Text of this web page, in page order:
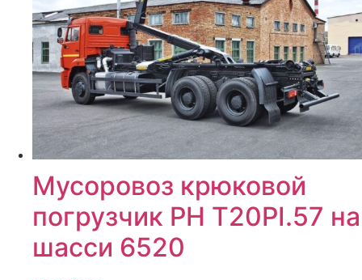
Мусоровоз крюковой
погрузчик РН Т20PI.57 на
шасси 6520